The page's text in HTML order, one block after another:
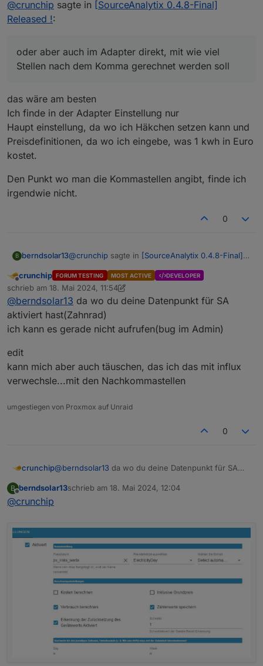
@crunchip sagte in [SourceAnalytix 0.4.8-Final]
Released !:
oder aber auch im Adapter direkt, mit wie viel
Stellen nach dem Komma gerechnet werden soll
das wäre am besten
Ich finde in der Adapter Einstellung nur
Haupt einstellung, da wo ich Häkchen setzen kann und
Preisdefinitionen, da wo ich eingebe, was 1 kwh in Euro
kostet.
Den Punkt wo man die Kommastellen angibt, finde ich
irgendwie nicht.
0
B berndsolar13@crunchip sagte in [SourceAnalytix 0.4.8-Final]
oder aber auch im Adapter direkt, mit wie
viel Stellen nach dem Komma gerechnet
werden soll
das wäre am besten
Ich finde in der Adapter Einstellung nur
Haupt einstellung, da wo ich Häkchen setzen
in Euro kostet.
Den Punkt wo man die Kommastellen angibt,
Offline
crunchip FORUM TESTING MOST ACTIVE DEVELOPER
schrieb am 18. Mai 2024, 11:54
zuletzt editiert von crunchip
@berndsolar13 da wo du deine Datenpunkt für SA
aktiviert hast(Zahnrad)
ich kann es gerade nicht aufrufen(bug im Admin)
edit
kann mich aber auch täuschen, das ich das mit influx
verwechsle...mit den Nachkommastellen
umgestiegen von Proxmox auf Unraid
0
crunchip@berndsolar13 da wo du deine Datenpunkt für SA
ich kann es gerade nicht aufrufen(bug im Admin)
edit
B
Offline
berndsolar13schrieb am 18. Mai 2024, 12:04
zuletzt editiert von
@crunchip